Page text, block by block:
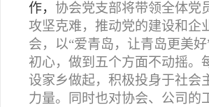
作， 协会党支部将带领全体党
攻坚克难，推动党的建设和企
会，以“爱青岛，让青岛更美
初心，做到五个方面不动摇。
设家乡做起，积极投身于社会
力量。同时也对协会、公司的